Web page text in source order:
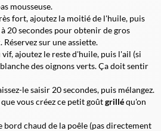
mousseuse.
fort, ajoutez la moitié de l'huile, puis
20 secondes pour obtenir de gros
. Réservez sur une assiette.
ajoutez le reste d'huile, puis l'ail (si
des oignons verts. Ça doit sentir
le saisir 20 secondes, puis mélangez.
vous créez ce petit goûtgrilléqu'on
bord chaud de la poêle (pas directement